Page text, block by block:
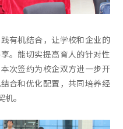
有机结合，让学校和企业的
。能切实提高育人的针对性
次签约为校企双方进一步开
合和优化配置，共同培养经
。